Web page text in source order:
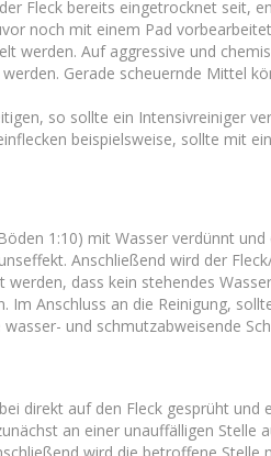
Fleck bereits eingetrocknet seit,
noch mit einem Pad
werden. Auf aggressive und
Gerade scheuernde Mittel
so sollte ein Intensivreiniger
beispielsweise, sollte mit
1:10) mit Wasser verdünnt
Anschließend wird der
dass kein stehendes
Im Anschluss an die Reinigung,
und schmutzabweisende
direkt auf den Fleck gesprüht und
an einer unauffälligen Stelle
wird die betroffene Stelle